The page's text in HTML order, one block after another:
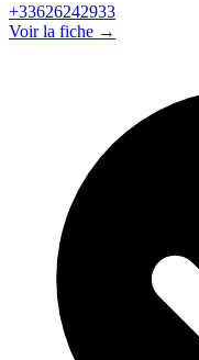
+33626242933
Voir la fiche →